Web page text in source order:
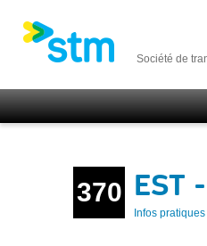
Société de
370 EST
Infos pratiques